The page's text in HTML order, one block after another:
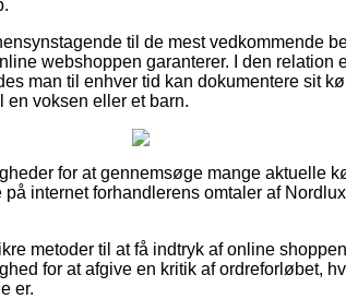
til de mest vedkommende
webshoppen garanterer. I den relation
man til enhver tid kan dokumentere sit
en voksen eller et barn.
for at gennemsøge mange aktuelle
internet forhandlerens omtaler af
metoder til at få indtryk af online
for at afgive en kritik af ordreforløbet,
er.